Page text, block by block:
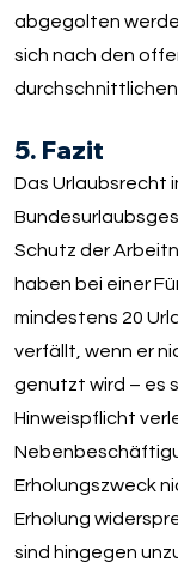
abgegolten
sich nach den
5. Fazit
Das Urlaubsrecht
Schutz der
haben bei einer
mindestens 20
verfällt, wenn er
genutzt wird – es
Hinweispflicht
Erholungszweck
Erholung
sind hingegen